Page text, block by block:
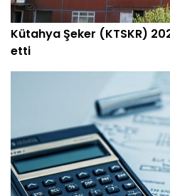
Kütahya Şeker (KTSKR)
etti